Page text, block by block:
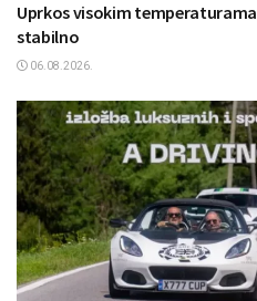
Uprkos visokim
stabilno
06.08.2026.